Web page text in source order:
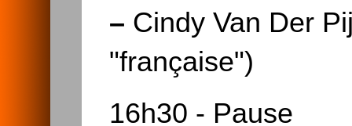
– Cindy Van Der
"française")
16h30 - Pause